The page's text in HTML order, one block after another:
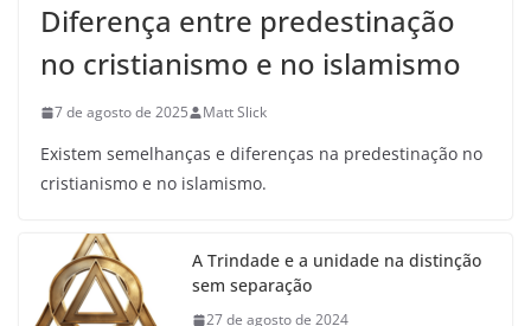
Diferença entre predestinação
no cristianismo e no islamismo
7 de agosto de 2025 Matt Slick
Existem semelhanças e diferenças na predestinação no
cristianismo e no islamismo.
A Trindade e a unidade na distinção
sem separação
27 de agosto de 2024